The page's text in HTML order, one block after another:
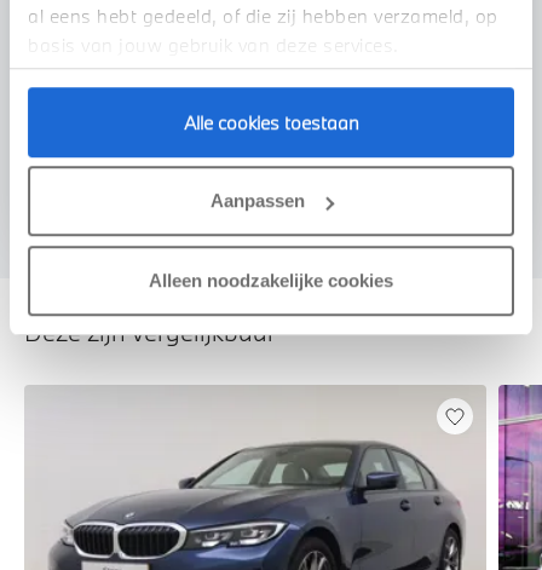
al eens hebt gedeeld, of die zij hebben verzameld, op
basis van jouw gebruik van deze services.
Alle cookies toestaan
Aanpassen
Alleen noodzakelijke cookies
Voorstel aanvragen
Deze zijn vergelijkbaar